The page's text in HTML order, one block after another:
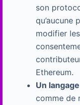
son
qu’aucune
modifier
Un
comme de